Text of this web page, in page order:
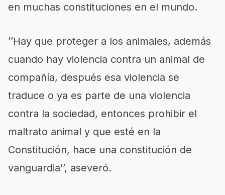
en muchas constituciones en el mundo.
’’Hay que proteger a los animales, además
cuando hay violencia contra un animal de
compañía, después esa violencia se
traduce o ya es parte de una violencia
contra la sociedad, entonces prohibir el
maltrato animal y que esté en la
Constitución, hace una constitución de
vanguardia’’, aseveró.